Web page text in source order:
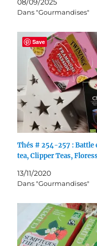
08/09/2025
Dans "Gourmandises"
Thés # 254-257 : Battle
tea, Clipper Teas,
13/11/2020
Dans "Gourmandises"
Save